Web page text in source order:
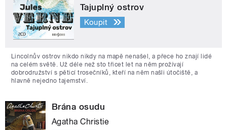
Tajuplný ostrov
Koupit
Lincolnův ostrov nikdo nikdy na mapě nenašel, a přece ho znají lidé
na celém světě. Už déle než sto třicet let na něm prožívají
dobrodružství s pěticí trosečníků, kteří na něm našli útočiště, a
hlavně nejedno tajemství.
Brána osudu
Agatha Christie